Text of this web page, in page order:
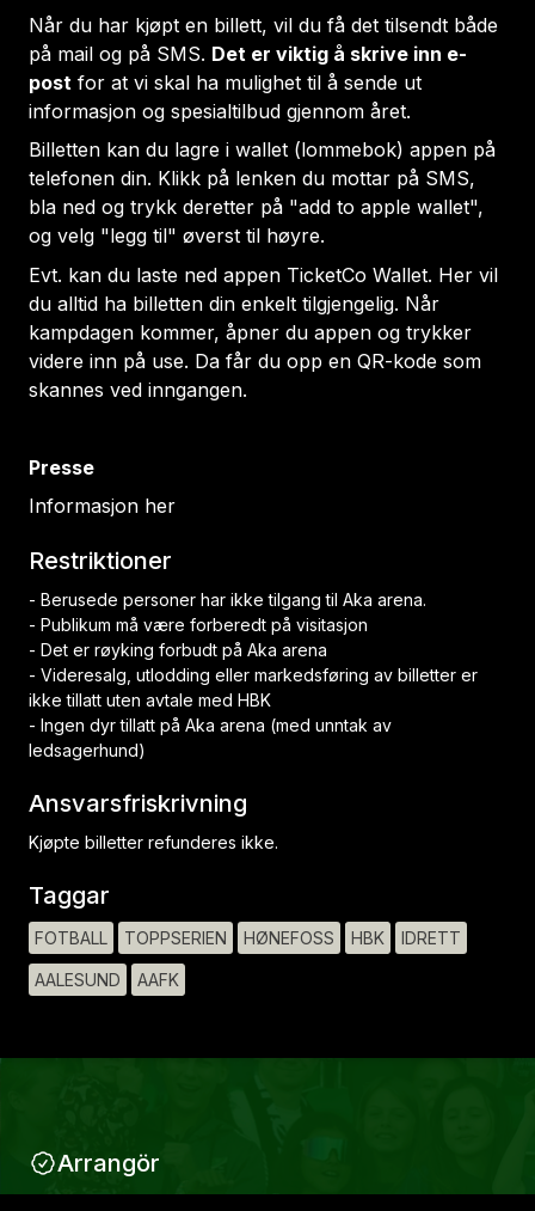
Når du har kjøpt en billett, vil du få det tilsendt både
på mail og på SMS. Det er viktig å skrive inn e-
post for at vi skal ha mulighet til å sende ut
informasjon og spesialtilbud gjennom året.
Billetten kan du lagre i wallet (lommebok) appen på
telefonen din. Klikk på lenken du mottar på SMS,
bla ned og trykk deretter på "add to apple wallet",
og velg "legg til" øverst til høyre.
Evt. kan du laste ned appen TicketCo Wallet. Her vil
du alltid ha billetten din enkelt tilgjengelig. Når
kampdagen kommer, åpner du appen og trykker
videre inn på use. Da får du opp en QR-kode som
skannes ved inngangen.
Presse
Informasjon her
Restriktioner
- Berusede personer har ikke tilgang til Aka arena.
- Publikum må være forberedt på visitasjon
- Det er røyking forbudt på Aka arena
- Videresalg, utlodding eller markedsføring av billetter er
ikke tillatt uten avtale med HBK
- Ingen dyr tillatt på Aka arena (med unntak av
ledsagerhund)
Ansvarsfriskrivning
Kjøpte billetter refunderes ikke.
Taggar
FOTBALL TOPPSERIEN HØNEFOSS HBK IDRETT
AALESUND AAFK
Arrangör